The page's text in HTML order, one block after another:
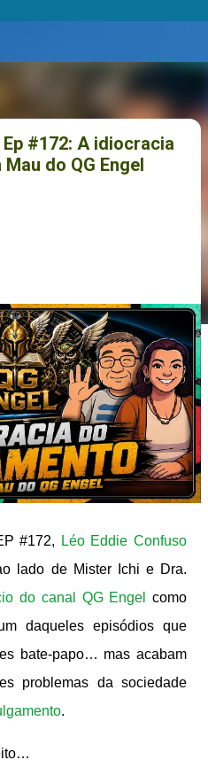
Pular
#172: A idiocracia
do QG Engel
#172,
Léo Eddie Confuso
lado de Mister Ichi e Dra.
do canal QG Engel
como
daqueles episódios que
bate-papo… mas acabam
problemas da sociedade
.